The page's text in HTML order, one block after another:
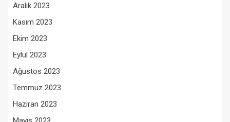
Aralık 2023
Kasım 2023
Ekim 2023
Eylül 2023
Ağustos 2023
Temmuz 2023
Haziran 2023